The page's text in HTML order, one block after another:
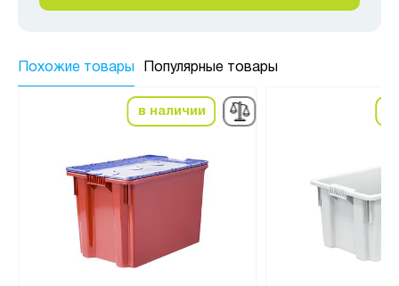
Похожие товары Популярные товары
в наличии